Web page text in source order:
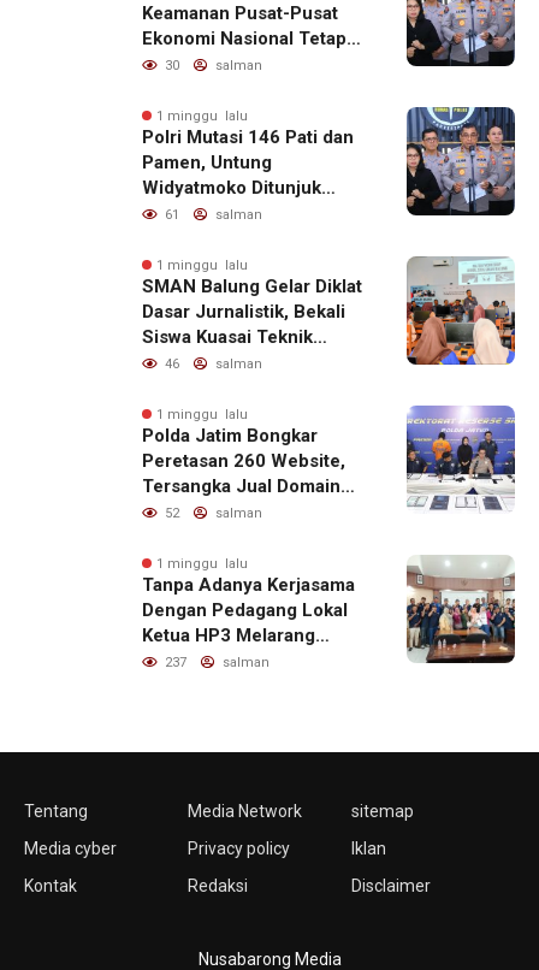
Keamanan Pusat-Pusat
Ekonomi Nasional Tetap
Kondusif
30 salman
1 minggu lalu
Polri Mutasi 146 Pati dan
Pamen, Untung
Widyatmoko Ditunjuk
sebagai Kadivhubinter
61 salman
1 minggu lalu
SMAN Balung Gelar Diklat
Dasar Jurnalistik, Bekali
Siswa Kuasai Teknik
Menulis Berita yang
46 salman
1 minggu lalu
Polda Jatim Bongkar
Peretasan 260 Website,
Tersangka Jual Domain
untuk Promosi Judi Online
52 salman
1 minggu lalu
Tanpa Adanya Kerjasama
Dengan Pedagang Lokal
Ketua HP3 Melarang
Aktifitas Pedagang Ikan
237 salman
Tentang
Media cyber
Kontak
Media Network
Privacy policy
Redaksi
sitemap
Iklan
Disclaimer
Nusabarong Media